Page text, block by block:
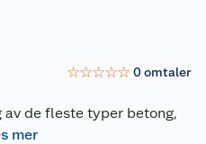
☆☆☆☆☆ 0omtaler
av de fleste typer betong,
mer